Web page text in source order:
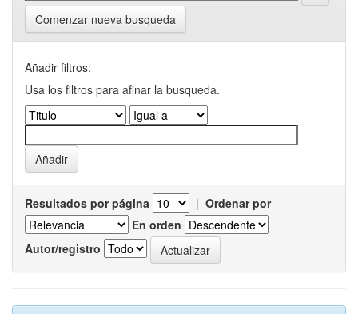
Comenzar nueva busqueda
Añadir filtros:
Usa los filtros para afinar la busqueda.
Resultados por página | Ordenar por
En orden
Autor/registro